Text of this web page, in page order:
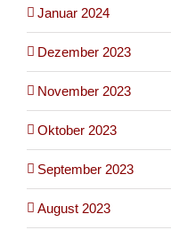
Januar 2024
Dezember 2023
November 2023
Oktober 2023
September 2023
August 2023